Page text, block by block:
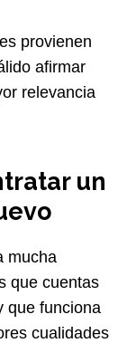
provienen
afirmar
relevancia
un
mucha
que cuentas
que funciona
cualidades